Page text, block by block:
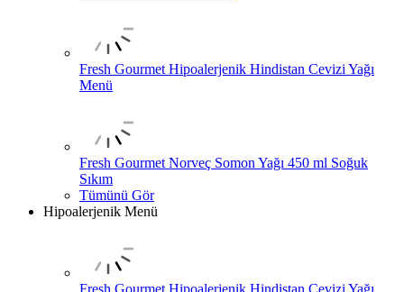
Fresh Gourmet Hipoalerjenik Hindistan Cevizi Yağı
Menü
Fresh Gourmet Norveç Somon Yağı 450 ml Soğuk
Sıkım
Tümünü Gör
Hipoalerjenik Menü
Fresh Gourmet Hipoalerjenik Hindistan Cevizi Yağı